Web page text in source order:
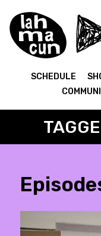
SCHEDULE